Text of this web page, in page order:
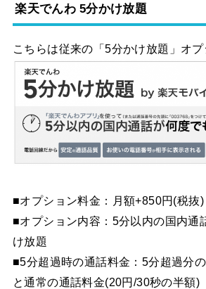
楽天でんわ 5分かけ放題
こちらは従来の「5分かけ放題」オプ
■オプション料金：月額+850円(税抜)
■オプション内容：5分以内の国内通
け放題
■5分超過時の通話料金：5分超過分
と通常の通話料金(20円/30秒の半額)